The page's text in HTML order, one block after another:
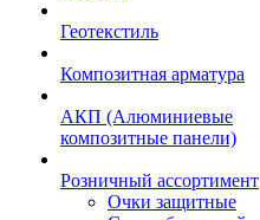
Геотекстиль
Композитная арматура
АКП (Алюминиевые
композитные панели)
Розничный ассортимент
Очки защитные